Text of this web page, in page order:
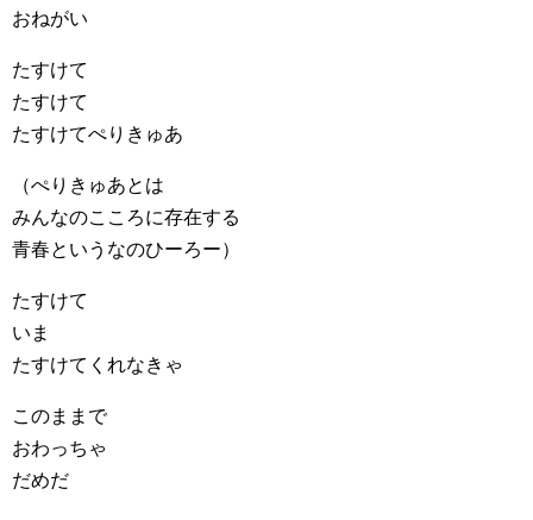
おねがい
たすけて
たすけて
たすけてぺりきゅあ
（ぺりきゅあとは
みんなのこころに存在する
青春というなのひーろー）
たすけて
いま
たすけてくれなきゃ
このままで
おわっちゃ
だめだ